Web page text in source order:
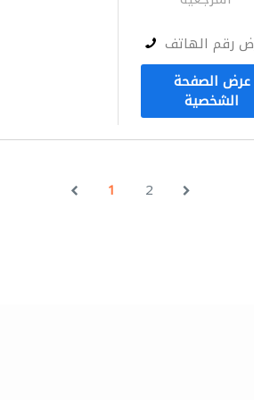
رقم الهاتف
عرض الصفحة
الشخصية
1 2